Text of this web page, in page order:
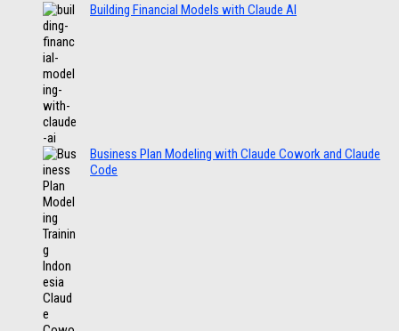
Building Financial Models with Claude AI
Business Plan Modeling with Claude Cowork and Claude
Code